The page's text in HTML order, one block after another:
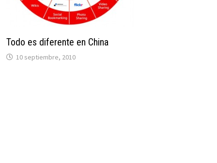
Todo es diferente en China
10 septiembre, 2010